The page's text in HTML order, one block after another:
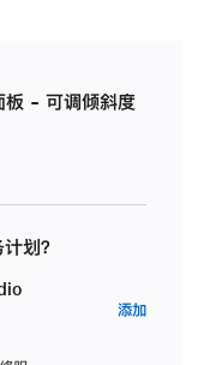
- 可调倾斜度
划？
添加